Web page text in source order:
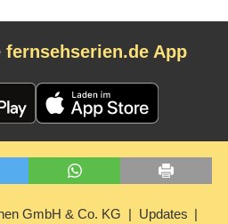
fernsehserien.de App
GmbH & Co. KG Updates